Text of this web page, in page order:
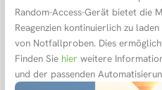
Random-Access-Gerät bietet die
Reagenzien kontinuierlich zu
von Notfallproben. Dies
Finden Sie hier weitere
und der passenden